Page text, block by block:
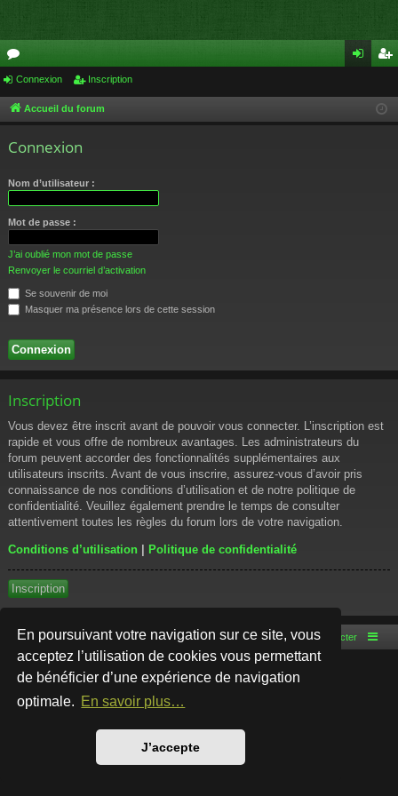
En poursuivant votre navigation sur ce site, vous
acceptez l’utilisation de cookies vous permettant
de bénéficier d’une expérience de navigation
optimale. En savoir plus…
J’accepte
or
u cri
Connexion Inscription
Accueil du forum
Connexion
Nom d’utilisateur :
Mot de passe :
J’ai oublié mon mot de passe
Renvoyer le courriel d’activation
Se souvenir de moi
Masquer ma présence lors de cette session
Inscription
Vous devez être inscrit avant de pouvoir vous connecter. L’inscription est
rapide et vous offre de nombreux avantages. Les administrateurs du
forum peuvent accorder des fonctionnalités supplémentaires aux
utilisateurs inscrits. Avant de vous inscrire, assurez-vous d’avoir pris
connaissance de nos conditions d’utilisation et de notre politique de
confidentialité. Veuillez également prendre le temps de consulter
attentivement toutes les règles du forum lors de votre navigation.
Conditions d’utilisation | Politique de confidentialité
Inscription
Accueil du forum Nous contacter
Développé parphpBB® Forum Software © phpBB Limited
Style par
Traduction française officielle